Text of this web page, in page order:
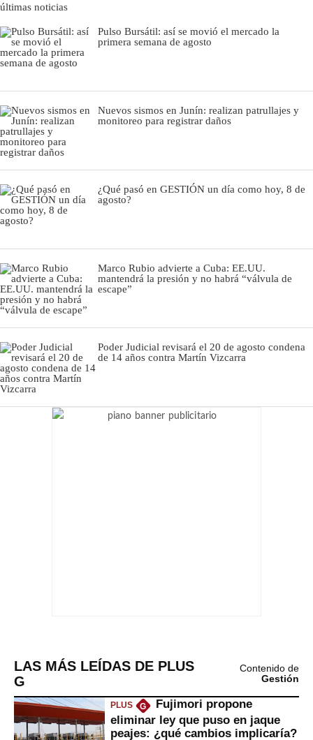
últimas noticias
Pulso Bursátil: así se movió el mercado la
primera semana de agosto
Nuevos sismos en Junín: realizan patrullajes y
monitoreo para registrar daños
¿Qué pasó en GESTIÓN un día como hoy, 8 de
agosto?
Marco Rubio advierte a Cuba: EE.UU.
mantendrá la presión y no habrá “válvula de
escape”
Poder Judicial revisará el 20 de agosto condena
de 14 años contra Martín Vizcarra
LAS MÁS LEÍDAS DE PLUS
G
Contenido de
Gestión
PLUS G
Fujimori propone
eliminar ley que puso en jaque
peajes: ¿qué cambios implicaría?